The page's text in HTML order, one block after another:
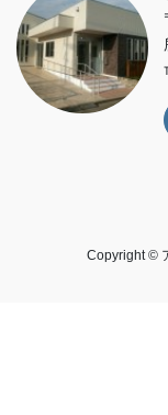
Copyright ©